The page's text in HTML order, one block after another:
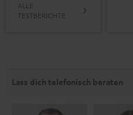
ALLE
TESTBERICHTE
Lass dich telefonisch beraten